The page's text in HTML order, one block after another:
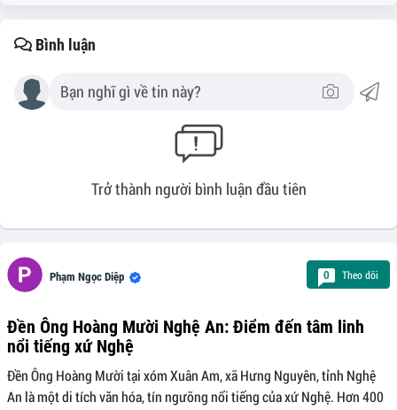
Bình luận
Trở thành người bình luận đầu tiên
Phạm Ngọc Diệp 0 Theo dõi
Đền Ông Hoàng Mười Nghệ An: Điểm đến tâm linh
nổi tiếng xứ Nghệ
Đền Ông Hoàng Mười tại xóm Xuân Am, xã Hưng Nguyên, tỉnh Nghệ
An là một di tích văn hóa, tín ngưỡng nổi tiếng của xứ Nghệ. Hơn 400